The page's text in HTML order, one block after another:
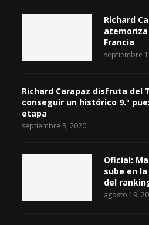
Richard
Francia
septiembre
Richard Carapaz disfruta del
conseguir un histórico 9.º
etapa
septiembre 3, 2020
Oficial:
sube en la
del
agosto 19,